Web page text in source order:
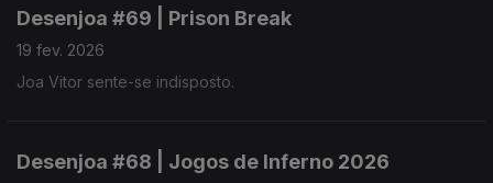
Desenjoa #69 | Prison Break
19 fev. 2026
Joa Vitor sente-se indisposto.
Desenjoa #68 | Jogos de Inferno 2026